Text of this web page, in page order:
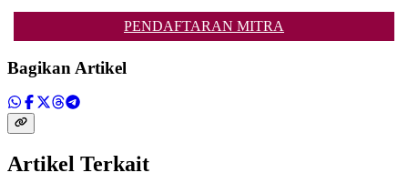
PENDAFTARAN MITRA
Bagikan Artikel
Artikel Terkait